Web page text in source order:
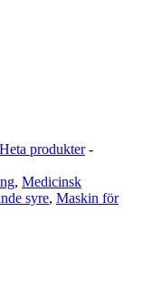
Heta produkter-
, Medicinsk
syre, Maskin för